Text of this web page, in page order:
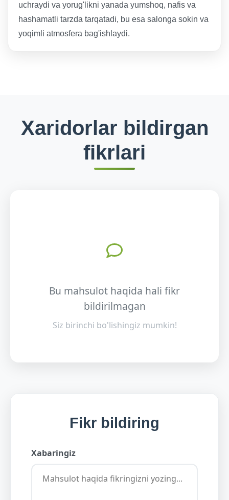
uchraydi va yorug'likni yanada yumshoq, nafis va
hashamatli tarzda tarqatadi, bu esa salonga sokin va
yoqimli atmosfera bag'ishlaydi.
Xaridorlar bildirgan
fikrlari
Bu mahsulot haqida hali fikr
bildirilmagan
Siz birinchi bo'lishingiz mumkin!
Fikr bildiring
Xabaringiz